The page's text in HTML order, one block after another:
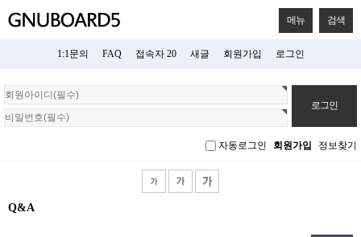
메뉴 검색
1:1문의 FAQ 접속자 20 새글 회원가입 로그인
회
원
로
자동로그인 회원가입 정보찾기
Q&A